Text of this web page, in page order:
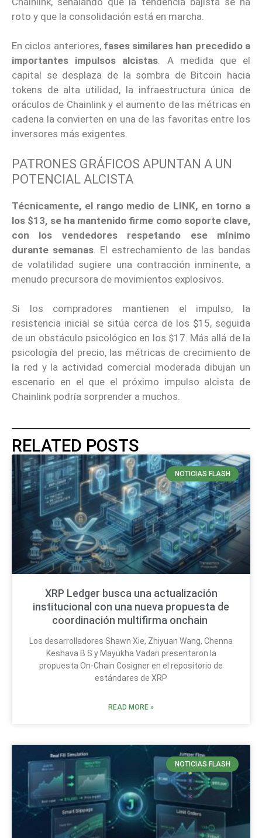
roto y que la consolidación está en marcha.
En ciclos anteriores, fases similares han precedido a
importantes impulsos alcistas. A medida que el
capital se desplaza de la sombra de Bitcoin hacia
tokens de alta utilidad, la infraestructura única de
oráculos de Chainlink y el aumento de las métricas en
cadena la convierten en una de las favoritas entre los
inversores más exigentes.
PATRONES GRÁFICOS APUNTAN A UN
POTENCIAL ALCISTA
Técnicamente, el rango medio de LINK, en torno a
los $13, se ha mantenido firme como soporte clave,
con los vendedores respetando ese mínimo
durante semanas. El estrechamiento de las bandas
de volatilidad sugiere una contracción inminente, a
menudo precursora de movimientos explosivos.
Si los compradores mantienen el impulso, la
resistencia inicial se sitúa cerca de los $15, seguida
de un obstáculo psicológico en los $17. Más allá de la
psicología del precio, las métricas de crecimiento de
la red y la actividad comercial moderada dibujan un
escenario en el que el próximo impulso alcista de
Chainlink podría sorprender a muchos.
RELATED POSTS
NOTICIAS FLASH
XRP Ledger busca una actualización
institucional con una nueva propuesta de
coordinación multifirma onchain
Los desarrolladores Shawn Xie, Zhiyuan Wang, Chenna
Keshava B S y Mayukha Vadari presentaron la
propuesta On-Chain Cosigner en el repositorio de
estándares de XRP
READ MORE »
NOTICIAS FLASH